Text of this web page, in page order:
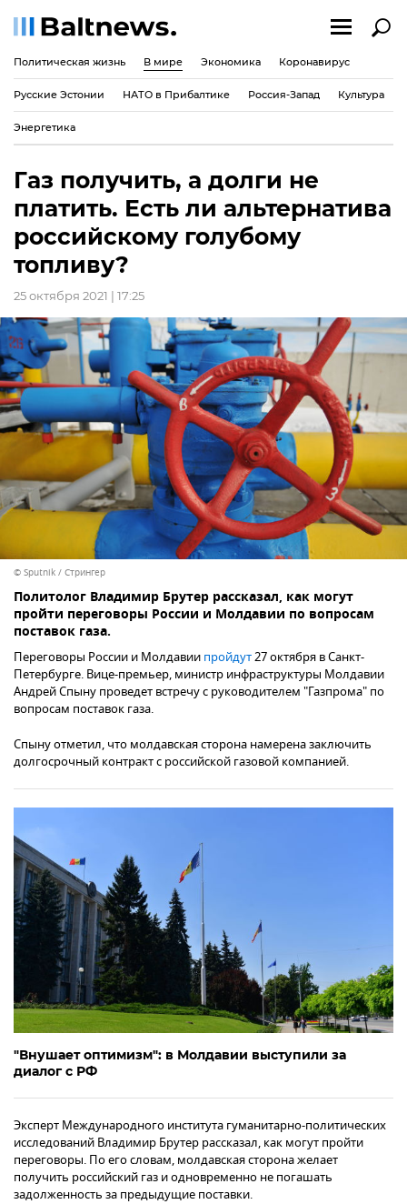
Политическая жизнь В мире Экономика Коронавирус
Русские Эстонии НАТО в Прибалтике Россия-Запад Культура
Энергетика
Газ получить, а долги не
платить. Есть ли альтернатива
российскому голубому
топливу?
25 октября 2021 | 17:25
© Sputnik / Стрингер
Политолог Владимир Брутер рассказал, как могут
пройти переговоры России и Молдавии по вопросам
поставок газа.
Переговоры России и Молдавии пройдут27 октября в Санкт-
Петербурге. Вице-премьер, министр инфраструктуры Молдавии
Андрей Спыну проведет встречу с руководителем "Газпрома" по
вопросам поставок газа.
Спыну отметил, что молдавская сторона намерена заключить
долгосрочный контракт с российской газовой компанией.
"Внушает оптимизм": в Молдавии выступили за
диалог с РФ
Эксперт Международного института гуманитарно-политических
исследований Владимир Брутер рассказал, как могут пройти
переговоры. По его словам, молдавская сторона желает
получить российский газ и одновременно не погашать
задолженность за предыдущие поставки.